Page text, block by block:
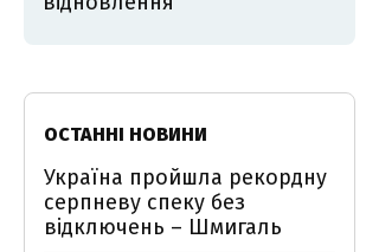
ОСТАННІ НОВИНИ
Україна пройшла рекордну
серпневу спеку без
відключень – Шмигаль